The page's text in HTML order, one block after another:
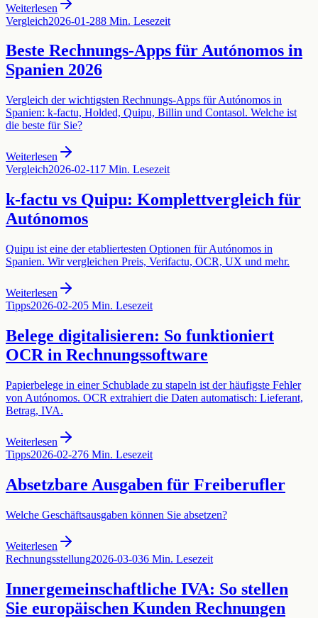
Weiterlesen
Vergleich2026-01-288 Min. Lesezeit
Beste Rechnungs-Apps für Autónomos in
Spanien 2026
Vergleich der wichtigsten Rechnungs-Apps für Autónomos in
Spanien: k-factu, Holded, Quipu, Billin und Contasol. Welche ist
die beste für Sie?
Weiterlesen
Vergleich2026-02-11 7 Min. Lesezeit
k-factu vs Quipu: Komplettvergleich für
Autónomos
Quipu ist eine der etabliertesten Optionen für Autónomos in
Spanien. Wir vergleichen Preis, Verifactu, OCR, UX und mehr.
Weiterlesen
Tipps2026-02-205 Min. Lesezeit
Belege digitalisieren: So funktioniert
OCR in Rechnungssoftware
Papierbelege in einer Schublade zu stapeln ist der häufigste Fehler
von Autónomos. OCR extrahiert die Daten automatisch: Lieferant,
Betrag, IVA.
Weiterlesen
Tipps2026-02-276 Min. Lesezeit
Absetzbare Ausgaben für Freiberufler
Welche Geschäftsausgaben können Sie absetzen?
Weiterlesen
Rechnungsstellung2026-03-036 Min. Lesezeit
Innergemeinschaftliche IVA: So stellen
Sie europäischen Kunden Rechnungen